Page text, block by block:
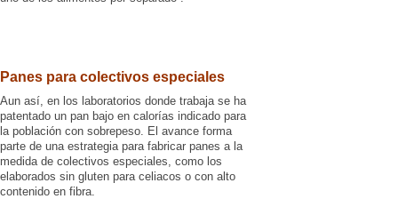
Panes para colectivos especiales
Aun así, en los laboratorios donde trabaja se ha
patentado un pan bajo en calorías indicado para
la población con sobrepeso. El avance forma
parte de una estrategia para fabricar panes a la
medida de colectivos especiales, como los
elaborados sin gluten para celiacos o con alto
contenido en fibra.